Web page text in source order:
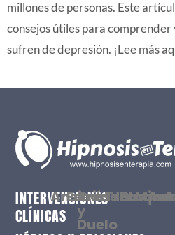
millones de personas. Este
consejos útiles para
sufren de depresión. ¡Lee más
INTERVENCIONES
CLÍNICAS
Ansiedad
Estrés
Tristeza
y
Duelo
Traumas